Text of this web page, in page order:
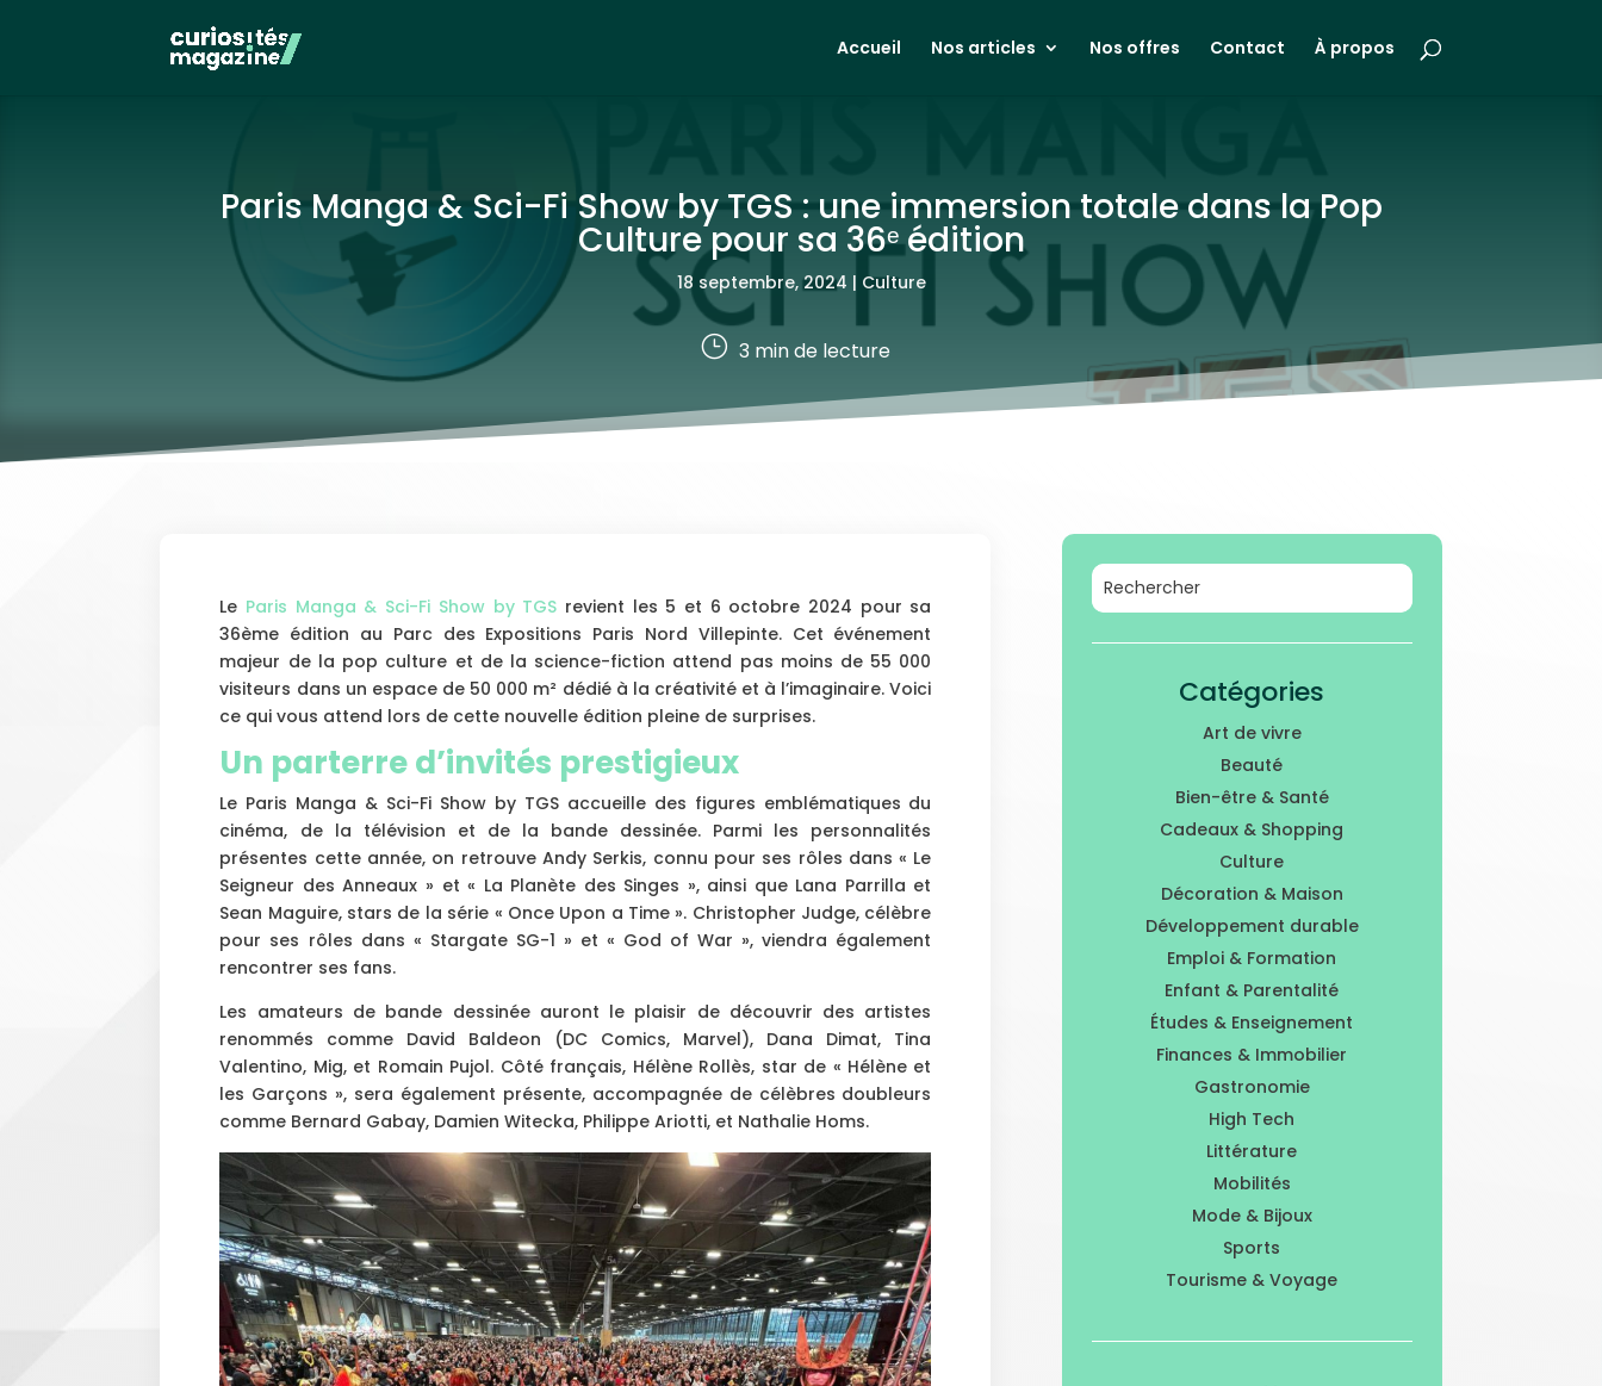
Accueil Nos articles Nos offres Contact À propos
Paris Manga & Sci-Fi Show by TGS : une immersion totale dans la Pop
Culture pour sa 36ᵉ édition
18 septembre, 2024 | Culture
} 3 min de lecture
Le Paris Manga & Sci-Fi Show by TGS revient les 5 et 6 octobre 2024 pour sa
36ème édition au Parc des Expositions Paris Nord Villepinte. Cet événement
majeur de la pop culture et de la science-fiction attend pas moins de 55 000
visiteurs dans un espace de 50 000 m² dédié à la créativité et à l’imaginaire. Voici
ce qui vous attend lors de cette nouvelle édition pleine de surprises.
Un parterre d’invités prestigieux
Le Paris Manga & Sci-Fi Show by TGS accueille des figures emblématiques du
cinéma, de la télévision et de la bande dessinée. Parmi les personnalités
présentes cette année, on retrouve Andy Serkis, connu pour ses rôles dans « Le
Seigneur des Anneaux » et « La Planète des Singes », ainsi que Lana Parrilla et
Sean Maguire, stars de la série « Once Upon a Time ». Christopher Judge, célèbre
pour ses rôles dans « Stargate SG-1 » et « God of War », viendra également
rencontrer ses fans.
Les amateurs de bande dessinée auront le plaisir de découvrir des artistes
renommés comme David Baldeon (DC Comics, Marvel), Dana Dimat, Tina
Valentino, Mig, et Romain Pujol. Côté français, Hélène Rollès, star de « Hélène et
les Garçons », sera également présente, accompagnée de célèbres doubleurs
comme Bernard Gabay, Damien Witecka, Philippe Ariotti, et Nathalie Homs.
Catégories
Art de vivre
Beauté
Bien-être & Santé
Cadeaux & Shopping
Culture
Décoration & Maison
Développement durable
Emploi & Formation
Enfant & Parentalité
Études & Enseignement
Finances & Immobilier
Gastronomie
High Tech
Littérature
Mobilités
Mode & Bijoux
Sports
Tourisme & Voyage